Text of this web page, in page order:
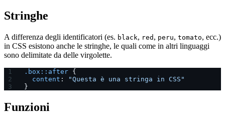
Stringhe
A differenza degli identificatori (es. black, red , peru, tomato, ecc.)
in CSS esistono anche le stringhe, le quali come in altri linguaggi
sono delimitate da delle virgolette.
.box::after {
  content
:
"Questa è una stringa in CSS"
}
Funzioni